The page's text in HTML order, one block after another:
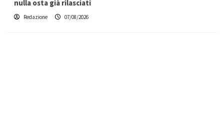
nulla osta già rilasciati
Redazione 07/08/2026